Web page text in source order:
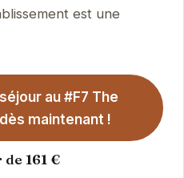
est une
au #F7 The
maintenant !
161 €